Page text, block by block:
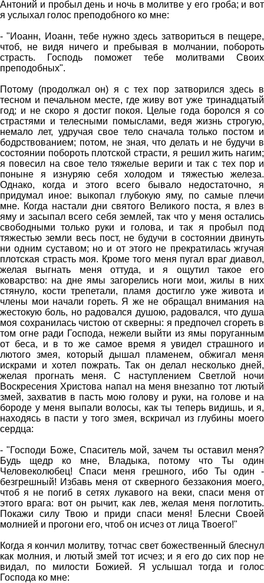
Антоний и пробыл день и ночь в молитве у его гроба; и вот
я услыхал голос преподобного ко мне:
- "Иоанн, Иоанн, тебе нужно здесь затвориться в пещере,
чтоб, не видя ничего и пребывая в молчании, побороть
страсть. Господь поможет тебе молитвами Своих
преподобных".
Потому (продолжал он) я с тех пор затворился здесь в
тесном и печальном месте, где живу вот уже тринадцатый
год; и не скоро я достиг покоя. Целые года боролся я со
страстями и телесными помыслами, ведя жизнь строгую,
немало лет, удручая свое тело сначала только постом и
бодрствованием; потом, не зная, что делать и не будучи в
состоянии побороть плотской страсти, я решил жить нагим;
я повесил на свое тело тяжелые вериги и так с тех пор и
поныне я изнуряю себя холодом и тяжестью железа.
Однако, когда и этого всего бывало недостаточно, я
придумал иное: выкопал глубокую яму, по самые плечи
мне. Когда настали дни святого Великого поста, я влез в
яму и засыпал всего себя землей, так что у меня остались
свободными только руки и голова, и так я пробыл под
тяжестью земли весь пост, не будучи в состоянии двинуть
ни одним суставом; но и от этого не прекратилась жгучая
плотская страсть моя. Кроме того меня пугал враг диавол,
желая выгнать меня оттуда, и я ощутил такое его
коварство: на дне ямы загорелись ноги мои, жилы в них
стянуло, кости трепетали, пламя достигло уже живота и
члены мои начали гореть. Я же не обращал внимания на
жестокую боль, но радовался душою, радовался, что душа
моя сохранилась чистою от скверны: я предпочел сгореть в
том огне ради Господа, нежели выйти из ямы поруганным
от беса, и в то же самое время я увидел страшного и
лютого змея, который дышал пламенем, обжигал меня
искрами и хотел пожрать. Так он делал несколько дней,
желая прогнать меня. С наступлением Светлой ночи
Воскресения Христова напал на меня внезапно тот лютый
змей, захватив в пасть мою голову и руки, на голове и на
бороде у меня выпали волосы, как ты теперь видишь, и я,
находясь в пасти у того змея, вскричал из глубины моего
сердца:
- "Господи Боже, Спаситель мой, зачем ты оставил меня?
Будь щедр ко мне, Владыка, потому что Ты один
Человеколюбец! Спаси меня грешного, ибо Ты один -
безгрешный! Избавь меня от скверного беззакония моего,
чтоб я не погиб в сетях лукавого на веки, спаси меня от
этого врага: вот он рычит, как лев, желая меня поглотить.
Покажи силу Твою и приди спаси меня! Блесни Своей
молнией и прогони его, чтоб он исчез от лица Твоего!"
Когда я кончил молитву, тотчас свет божественный блеснул
как молния, и лютый змей тот исчез; и я его до сих пор не
видал, по милости Божией. Я услышал тогда и голос
Господа ко мне: